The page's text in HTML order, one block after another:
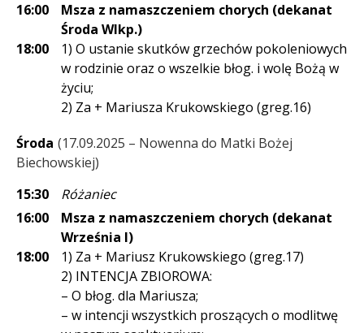
16:00
Msza z namaszczeniem chorych (dekanat
Środa Wlkp.)
18:00
1) O ustanie skutków grzechów pokoleniowych
w rodzinie oraz o wszelkie błog. i wolę Bożą w
życiu;
2) Za + Mariusza Krukowskiego (greg.16)
Środa 17.09.2025 – Nowenna do Matki Bożej
Biechowskiej
15:30
Różaniec
16:00
Msza z namaszczeniem chorych (dekanat
Września I)
18:00
1) Za + Mariusz Krukowskiego (greg.17)
2) INTENCJA ZBIOROWA:
– O błog. dla Mariusza;
– w intencji wszystkich proszących o modlitwę